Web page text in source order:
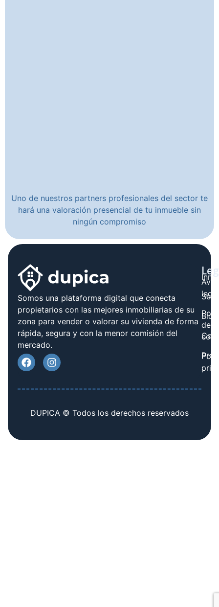
Uno de nuestros partners profesionales del sector te
hará una valoración presencial de tu inmueble sin
ningún compromiso
Somos una plataforma digital que conecta
propietarios con las mejores inmobiliarias de su
zona para vender o valorar su vivienda de forma
rápida, segura y con la menor comisión del
mercado.
Blog
legal
de
DUPICA © Todos los derechos reservados